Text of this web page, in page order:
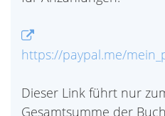
https://paypal.me/
Dieser Link führt nur
Gesamtsumme der